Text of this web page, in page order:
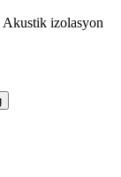
Akustik izolasyon